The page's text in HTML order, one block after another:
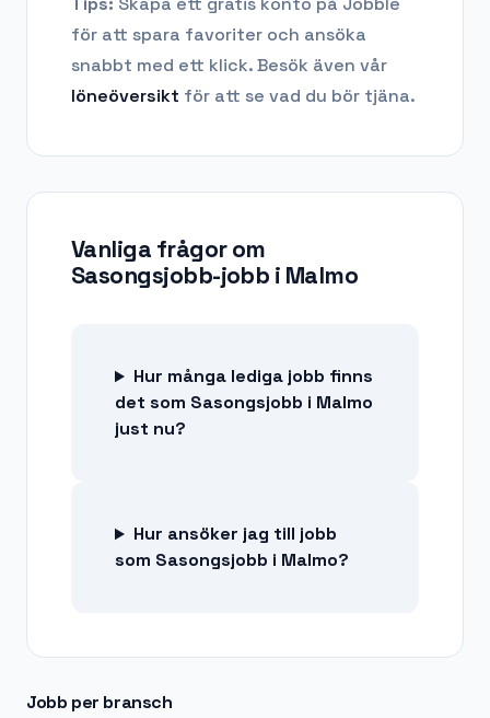
för att spara favoriter och ansöka
snabbt med ett klick. Besök även vår
löneöversikt för att se vad du bör tjäna.
Vanliga frågor om
Sasongsjobb-jobb i Malmo
Hur många lediga jobb finns
det som Sasongsjobb i Malmo
just nu?
Hur ansöker jag till jobb
som Sasongsjobb i Malmo?
Jobb per bransch